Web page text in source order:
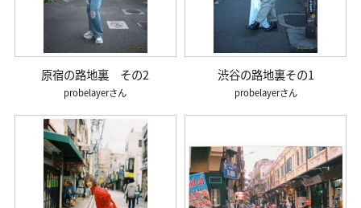
原宿の路地裏 その2
probelayer
渋谷の路地裏その1
probelayer